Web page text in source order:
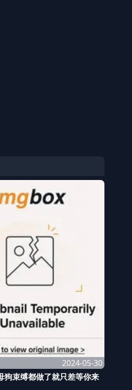
2024-05-30
狗束缚都做了就只差等你来